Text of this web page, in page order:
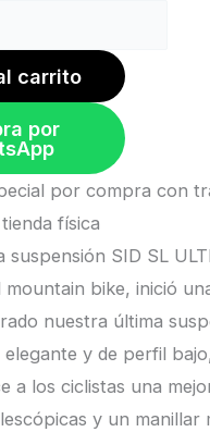
carrito
por
por compra con
física
suspensión SID SL
mountain bike, inició
nuestra última
elegante y de perfil
a los ciclistas una
y un manillar